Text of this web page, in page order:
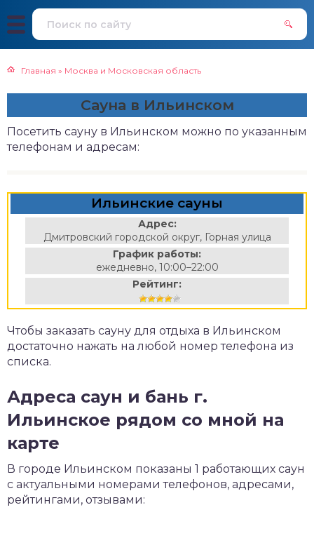
Главная » Москва и Московская область
Сауна в Ильинском
Посетить сауну в Ильинском можно по указанным
телефонам и адресам:
Ильинские сауны
Адрес:
Дмитровский городской округ, Горная улица
График работы:
ежедневно, 10:00–22:00
Рейтинг:
Чтобы заказать сауну для отдыха в Ильинском
достаточно нажать на любой номер телефона из
списка.
Адреса саун и бань г.
Ильинское рядом со мной на
карте
В городе Ильинском показаны 1 работающих саун
с актуальными номерами телефонов, адресами,
рейтингами, отзывами: